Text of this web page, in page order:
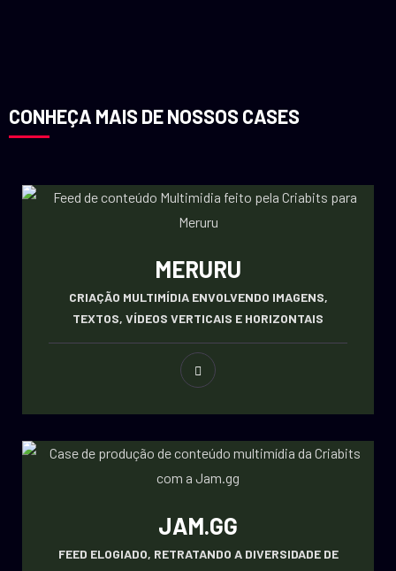
CONHEÇA MAIS DE NOSSOS CASES
MERURU
CRIAÇÃO MULTIMÍDIA ENVOLVENDO IMAGENS,
TEXTOS, VÍDEOS VERTICAIS E HORIZONTAIS
JAM.GG
FEED ELOGIADO, RETRATANDO A DIVERSIDADE DE